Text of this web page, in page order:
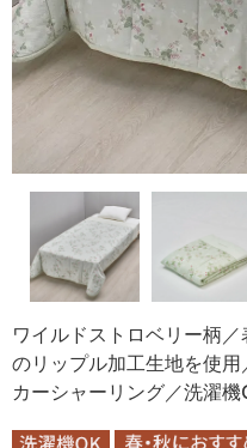
ワイルドストロベリー柄
のリップル加工生地を使
カーシャーリング／洗濯機